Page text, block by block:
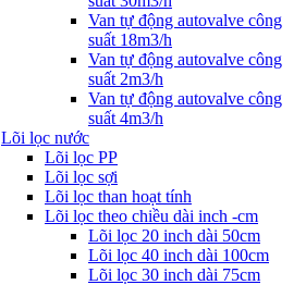
Van tự động autovalve công
suất 18m3/h
Van tự động autovalve công
suất 2m3/h
Van tự động autovalve công
suất 4m3/h
Lõi lọc nước
Lõi lọc PP
Lõi lọc sợi
Lõi lọc than hoạt tính
Lõi lọc theo chiều dài inch -cm
Lõi lọc 20 inch dài 50cm
Lõi lọc 40 inch dài 100cm
Lõi lọc 30 inch dài 75cm